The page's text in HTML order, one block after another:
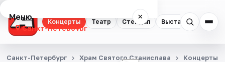
Концерты Театр Стендап Выставки
Меню ×
Санкт-Петербург
Концерты
Санкт-Петербург Храм Святого Станислава Концерты